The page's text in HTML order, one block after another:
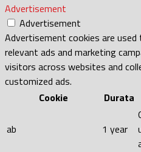
Advertisement
Advertisement
Advertisement cookies are
relevant ads and marketing
visitors across websites and
customized ads.
Cookie
Durata
ab 1 year